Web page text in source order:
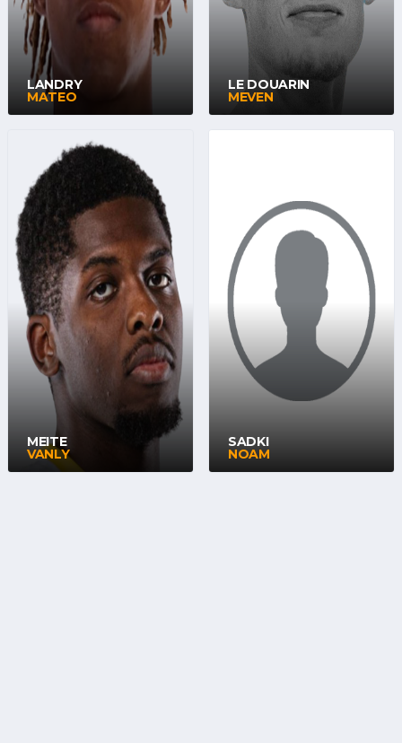
LANDRY
MATEO
LE DOUARIN
MEVEN
MEITE
VANLY
SADKI
NOAM